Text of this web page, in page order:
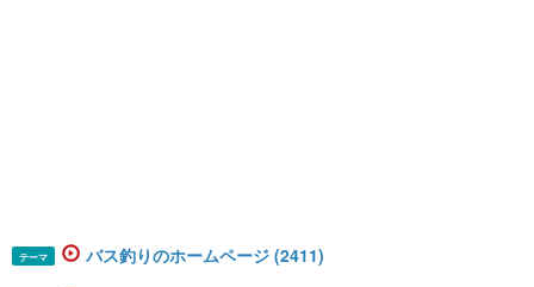
テーマ バス釣りのホームページ (2411)